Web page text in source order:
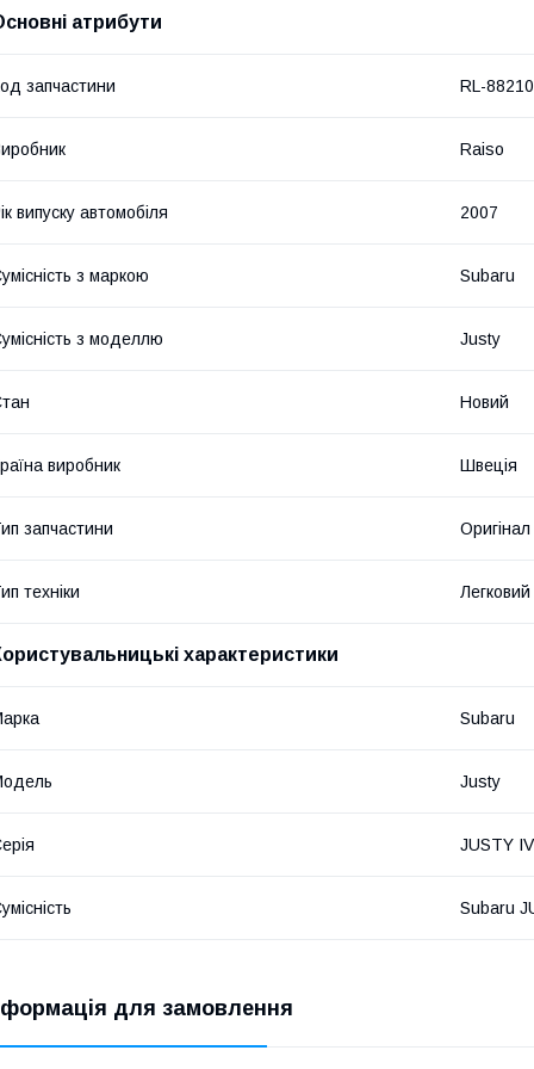
атрибути
запчастини RL-
Raiso
випуску автомобіля 2007
з маркою Subaru
з моделлю Justy
Новий
виробник Швеція
запчастини Оригінал
техніки
характеристики
Subaru
Justy
JUSTY
Subaru
для замовлення